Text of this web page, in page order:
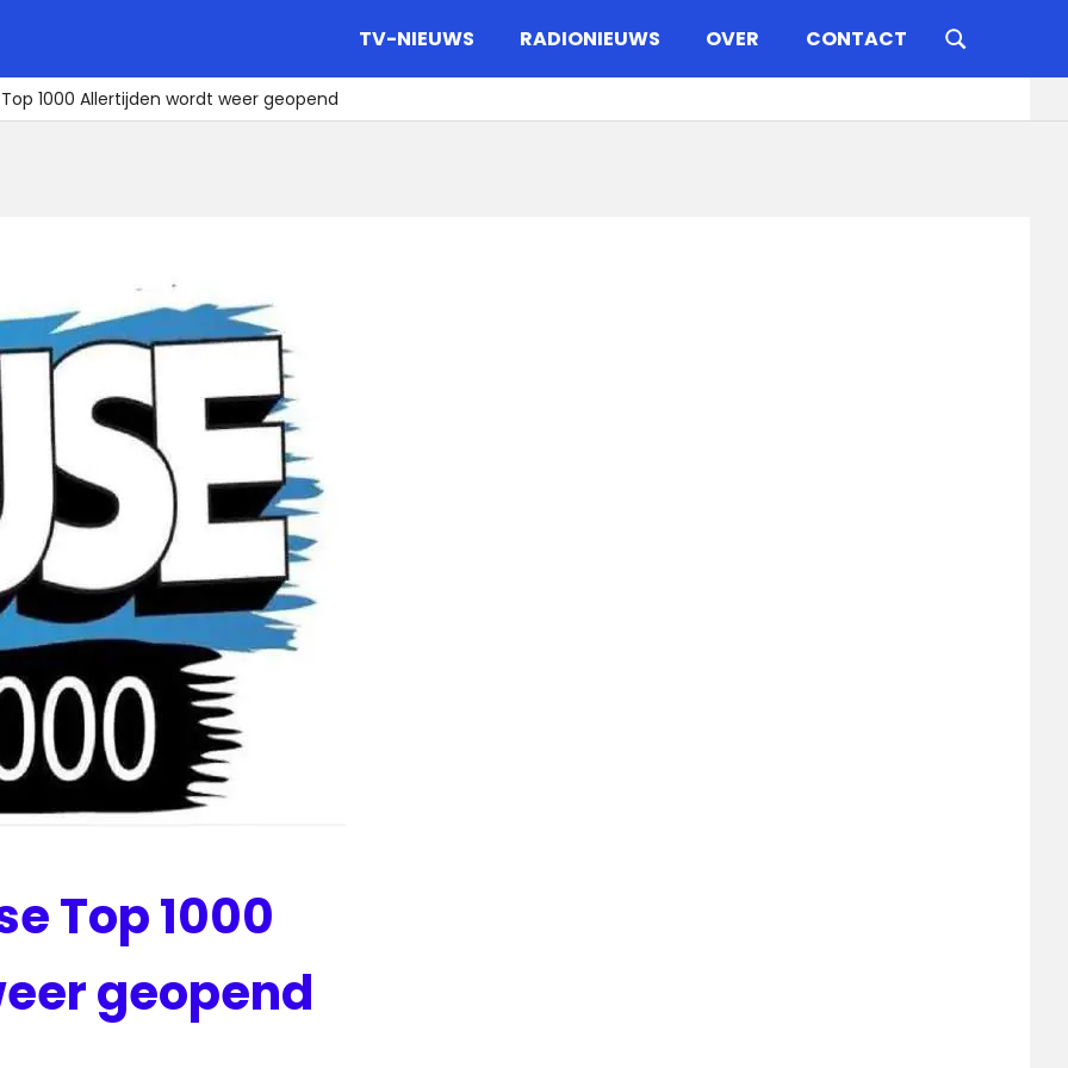
TV-NIEUWS RADIONIEUWS OVER CONTACT
1000 Allertijden wordt weer geopend
Top 1000
geopend